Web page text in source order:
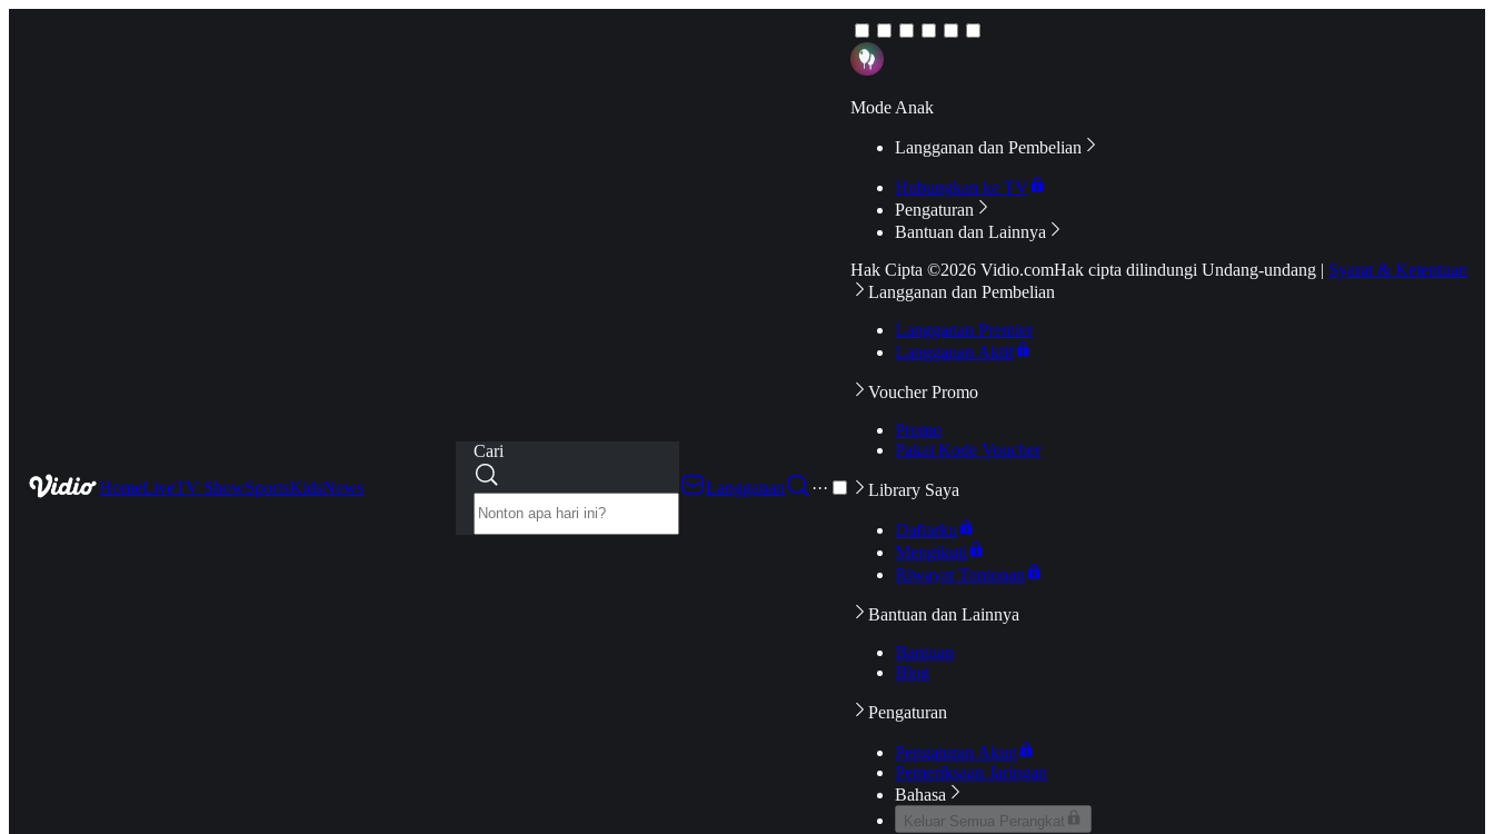
HomeLiveTV ShowSportsKidsNews
Cari
Langganan
···
Mode Anak
Langganan dan Pembelian
Hubungkan ke TV
Pengaturan
Bantuan dan Lainnya
Hak Cipta ©2026 Vidio.comHak cipta dilindungi Undang-undang | Syarat & Ketentuan
Langganan dan Pembelian
Langganan Premier
Langganan Aktif
Voucher Promo
Promo
Pakai Kode Voucher
Library Saya
Daftarku
Mengikuti
Riwayat Tontonan
Bantuan dan Lainnya
Bantuan
Blog
Pengaturan
Pengaturan Akun
Pemeriksaan Jaringan
Bahasa
Keluar Semua Perangkat